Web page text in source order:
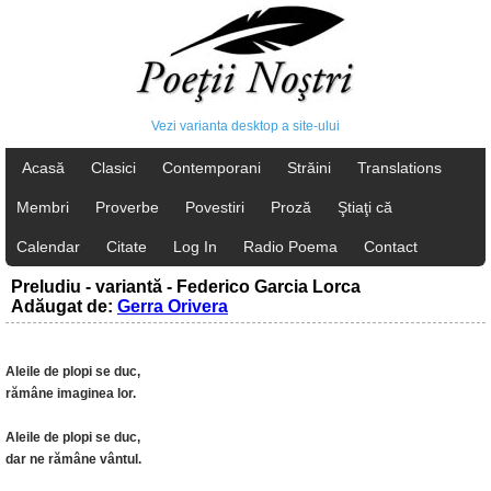
Vezi varianta desktop a site-ului
Acasă Clasici Contemporani Străini Translations
Membri Proverbe Povestiri Proză Ştiaţi că
Calendar Citate Log In Radio Poema Contact
Preludiu - variantă - Federico Garcia Lorca
Adăugat de: Gerra Orivera
Aleile de plopi se duc,
rămâne imaginea lor.
Aleile de plopi se duc,
dar ne rămâne vântul.